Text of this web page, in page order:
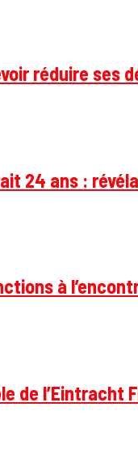
réduire ses
24 ans :
à
de l’Eintracht